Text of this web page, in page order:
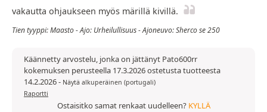
vakautta ohjaukseen myös märillä kivillä.
Tien tyyppi: Maasto - Ajo: Urheilullisuus - Ajoneuvo: Sherco se 250
Käännetty arvostelu, jonka on jättänyt Pato600rr
kokemuksen perusteella 17.3.2026 ostetusta tuotteesta
14.2.2026- Näytä alkuperäinen (portugali)
Raportti
Ostaisitko samat renkaat uudelleen? KYLLÄ